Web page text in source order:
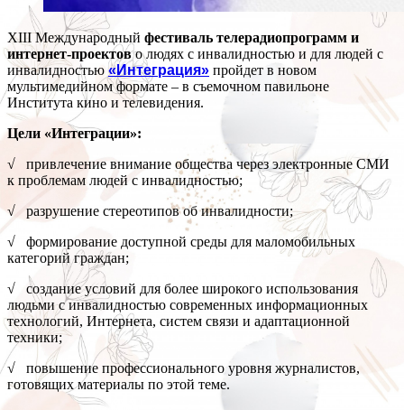
XIII Международный фестиваль телерадиопрограмм и
интернет-проектово людях с инвалидностью и для людей с
инвалидностью «Интеграция» пройдет в новом
мультимедийном формате – в съемочном павильоне
Института кино и телевидения.
Цели «Интеграции»:
√ привлечение внимание общества через электронные СМИ
к проблемам людей с инвалидностью;
√ разрушение стереотипов об инвалидности;
√ формирование доступной среды для маломобильных
категорий граждан;
√ создание условий для более широкого использования
людьми с инвалидностью современных информационных
технологий, Интернета, систем связи и адаптационной
техники;
√ повышение профессионального уровня журналистов,
готовящих материалы по этой теме.